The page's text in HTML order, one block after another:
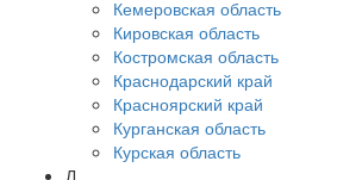
Кемеровская область
Кировская область
Костромская область
Краснодарский край
Красноярский край
Курганская область
Курская область
Л